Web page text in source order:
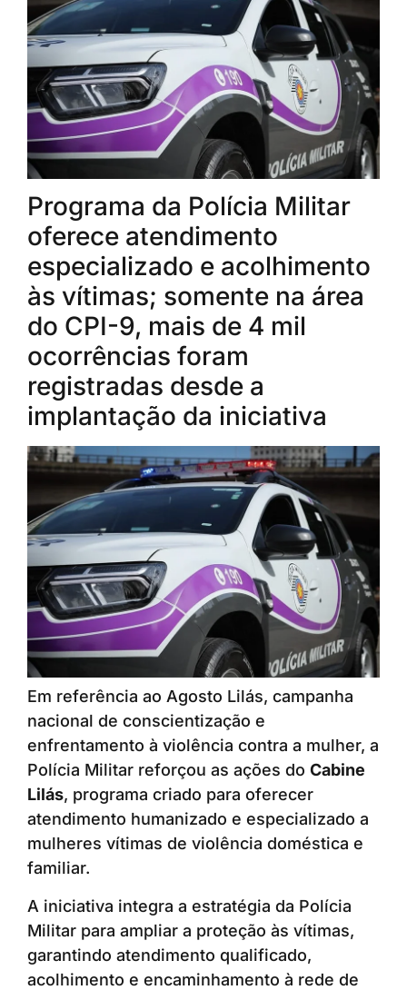
Programa da Polícia Militar
oferece atendimento
especializado e acolhimento
às vítimas; somente na área
do CPI-9, mais de 4 mil
ocorrências foram
registradas desde a
implantação da iniciativa
Em referência ao Agosto Lilás, campanha
nacional de conscientização e
enfrentamento à violência contra a mulher, a
Polícia Militar reforçou as ações do Cabine
Lilás, programa criado para oferecer
atendimento humanizado e especializado a
mulheres vítimas de violência doméstica e
familiar.
A iniciativa integra a estratégia da Polícia
Militar para ampliar a proteção às vítimas,
garantindo atendimento qualificado,
acolhimento e encaminhamento à rede de